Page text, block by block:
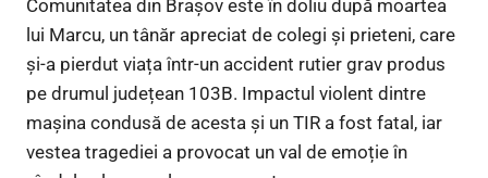
Comunitatea din Brașov este în doliu după moartea
lui Marcu, un tânăr apreciat de colegi și prieteni, care
și-a pierdut viața într-un accident rutier grav produs
pe drumul județean 103B. Impactul violent dintre
mașina condusă de acesta și un TIR a fost fatal, iar
vestea tragediei a provocat un val de emoție în